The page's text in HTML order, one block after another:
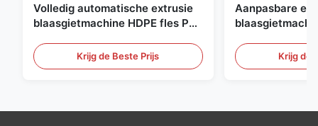
Volledig automatische extrusie
blaasgietmachine HDPE fles Pe
Krijg de Beste Prijs
Aanpasbare
Krijg de